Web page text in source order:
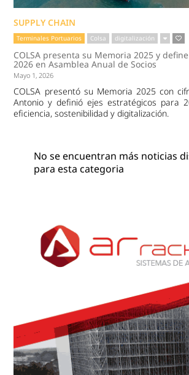
SUPPLY CHAIN
Terminales Portuarios Colsa digitalización
COLSA presenta su Memoria 2025 y
2026 en Asamblea Anual de Socios
Mayo 1, 2026
COLSA presentó su Memoria 2025 con
Antonio y definió ejes estratégicos para
eficiencia, sostenibilidad y digitalización.
No se encuentran más noticias
para esta categoria